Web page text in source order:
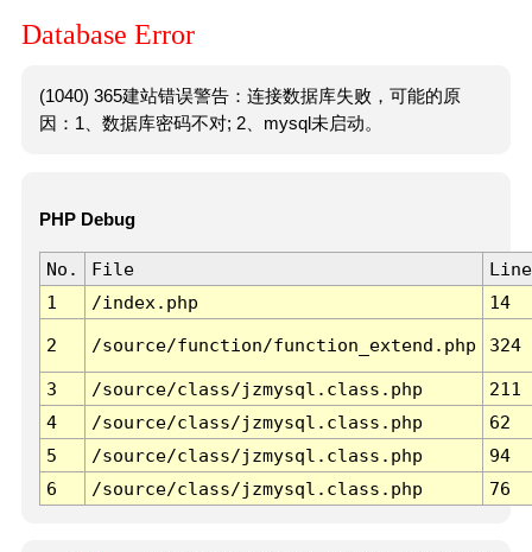
Database Error
(1040) 365建站错误警告：连接数据库失败，可能的原
因：1、数据库密码不对; 2、mysql未启动。
PHP Debug
No. File
Line
1
/index.php 14
2 /source/function/function_extend.php 324
3 /source/class/jzmysql.class.php
211
4
/source/class/jzmysql.class.php
62
5
/source/class/jzmysql.class.php
94
6
/source/class/jzmysql.class.php 76